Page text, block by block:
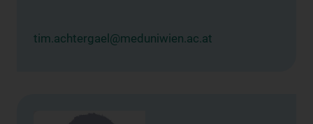
tim.achtergael@meduniwien.ac.at